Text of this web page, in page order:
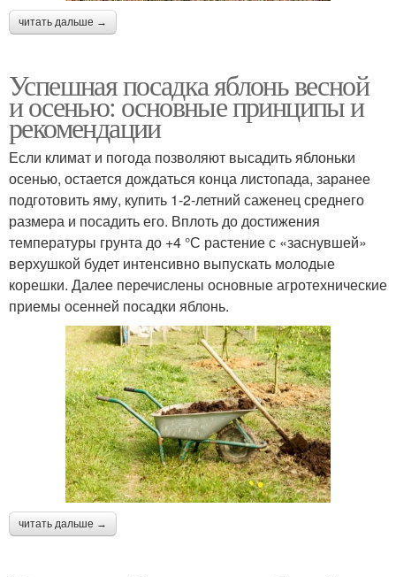
читать дальше →
Успешная посадка яблонь весной
и осенью: основные принципы и
рекомендации
Если климат и погода позволяют высадить яблоньки
осенью, остается дождаться конца листопада, заранее
подготовить яму, купить 1-2-летний саженец среднего
размера и посадить его. Вплоть до достижения
температуры грунта до +4 °С растение с «заснувшей»
верхушкой будет интенсивно выпускать молодые
корешки. Далее перечислены основные агротехнические
приемы осенней посадки яблонь.
читать дальше →